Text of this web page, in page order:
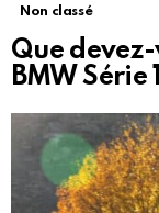
Non classé
Que
BMW Série